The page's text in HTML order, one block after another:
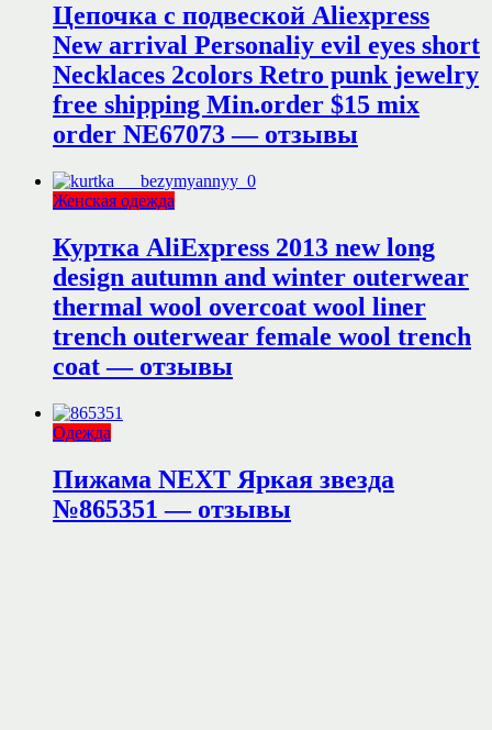
Цепочка с подвеской Aliexpress
New arrival Personaliy evil eyes short
Necklaces 2colors Retro punk jewelry
free shipping Min.order $15 mix
order NE67073 — отзывы
Женская одежда
Куртка AliExpress 2013 new long
design autumn and winter outerwear
thermal wool overcoat wool liner
trench outerwear female wool trench
coat — отзывы
Одежда
Пижама NEXT Яркая звезда
№865351 — отзывы